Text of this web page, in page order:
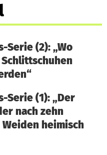
Serie (2): „Wo
Serie (1): „Der
nach zehn
heimisch